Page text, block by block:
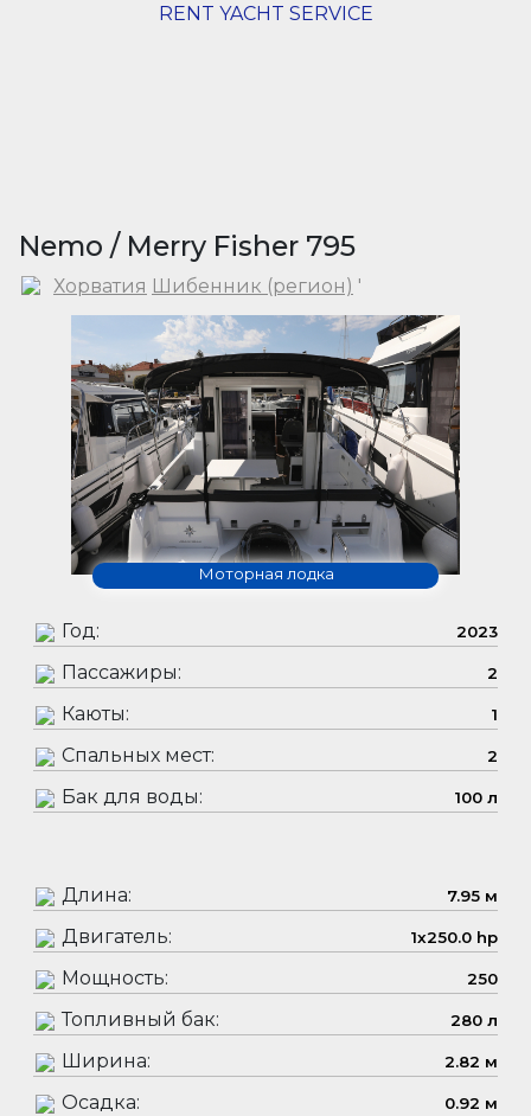
RENT YACHT SERVICE
Nemo / Merry Fisher 795
Хорватия Шибенник (регион) '
Моторная лодка
Год: 2023
Пассажиры: 2
Каюты: 1
Спальных мест: 2
Бак для воды: 100 л
Длина: 7.95 м
Двигатель: 1x250.0 hp
Мощность: 250
Топливный бак: 280 л
Ширина: 2.82 м
Осадка: 0.92 м